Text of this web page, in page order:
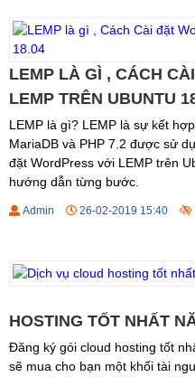
LEMP LÀ GÌ , CÁCH
LEMP TRÊN UBUNTU
LEMP là gì? LEMP là sự kết
MariaDB và PHP 7.2 được sử
đặt WordPress với LEMP trên
hướng dẫn từng bước.
Admin 26-02-2019 15:40
HOSTING TỐT NHẤT
Đăng ký gói cloud hosting tốt
sẽ mua cho bạn một khối tài